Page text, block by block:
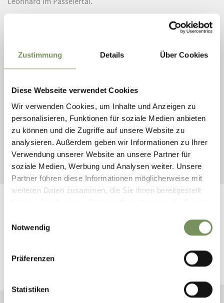
Zustimmung Details Über Cookies
Diese Webseite verwendet Cookies
Wir verwenden Cookies, um Inhalte und Anzeigen zu
personalisieren, Funktionen für soziale Medien anbieten
zu können und die Zugriffe auf unsere Website zu
analysieren. Außerdem geben wir Informationen zu Ihrer
Verwendung unserer Website an unsere Partner für
soziale Medien, Werbung und Analysen weiter. Unsere
Partner führen diese Informationen möglicherweise mit
weiteren Daten zusammen, die Sie ihnen bereitgestellt
Notwendig
Präferenzen
Statistiken
Leonhard im Passeiertal.
Der zweitgrößte Weihnachtsmarkt Südtirols ist die Meraner
Weihnacht im Stadtzentrum der Kurstadt. Entlang der
schlichtem Design aneinander. Am Thermenplatz laden
bunte, überdimensionale Weihnachtskugeln zum
Traditionelle Musik und Bläsergruppen sorgen für
besinnliche Stimmung, anschließend geht es zum
Entspannen in die Meraner Therme. Die Meraner Weihnacht
ist als Greenevent zertifiziert und zeichnet sich durch den
sparsamen Umgang mit Ressourcen, umweltfreundliche
Mobilität, Abfallmanagement und die Verwendung von
regionalen und saisonalen Produkten aus.
Plane jetzt unverbindlich deinen Traumurlaub